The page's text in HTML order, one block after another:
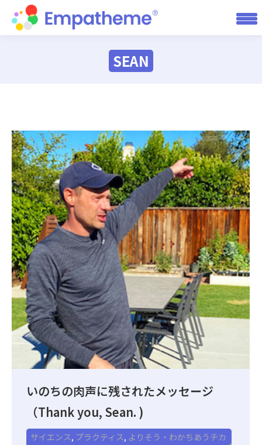
SEAN
いのちの肉声に残されたメッセージ
（Thank you, Sean. )
サイエンス, プラクティス, よりそう・わかちあうチカ